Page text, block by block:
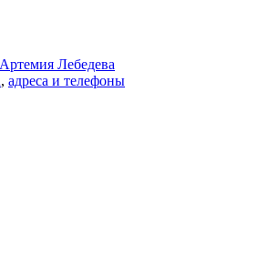
Лебедева
, адреса и телефоны